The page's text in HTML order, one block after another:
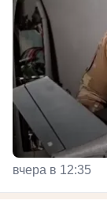
вчера в 12:35